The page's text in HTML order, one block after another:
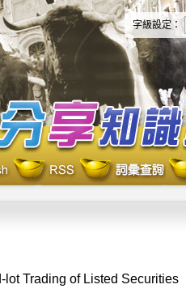
字級設定：
Trading of Listed Securities